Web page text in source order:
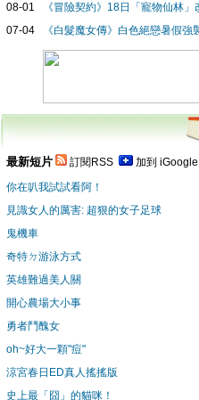
08-01
《冒險契約》18日「寵物仙林
07-04
《白髮魔女傳》白色絕戀暑假強
最新短片 訂閱RSS 加到 iGoogle
你在叭我試試看阿！
見識女人的厲害: 超狠的女子足球
鬼機車
奇特ㄉ游泳方式
英雄難過美人關
開心農場大小事
勇者鬥醜女
oh~好大一顆"痘"
涼宮春日ED真人搖搖版
史上最「囧」的貓咪！